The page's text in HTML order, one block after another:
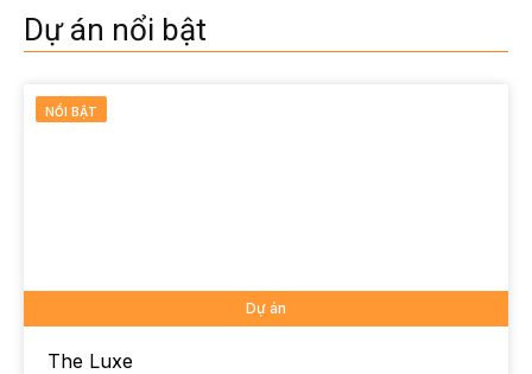
Dự án nổi bật
NỔI BẬT
Dự án
The Luxe